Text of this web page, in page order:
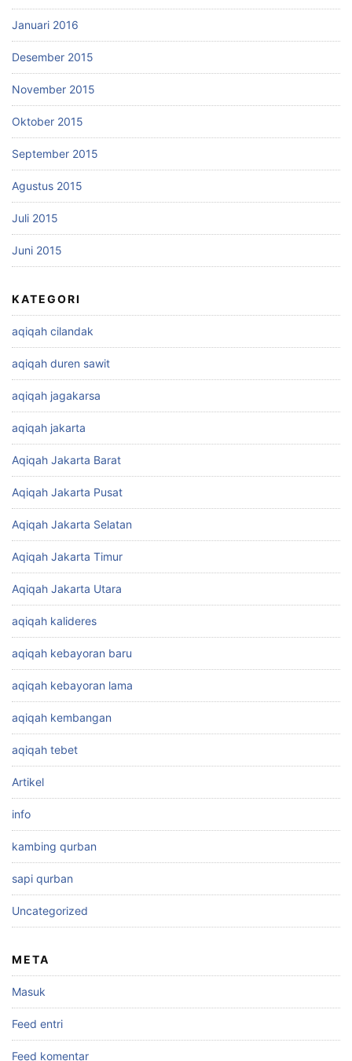
Januari 2016
Desember 2015
November 2015
Oktober 2015
September 2015
Agustus 2015
Juli 2015
Juni 2015
KATEGORI
aqiqah cilandak
aqiqah duren sawit
aqiqah jagakarsa
aqiqah jakarta
Aqiqah Jakarta Barat
Aqiqah Jakarta Pusat
Aqiqah Jakarta Selatan
Aqiqah Jakarta Timur
Aqiqah Jakarta Utara
aqiqah kalideres
aqiqah kebayoran baru
aqiqah kebayoran lama
aqiqah kembangan
aqiqah tebet
Artikel
info
kambing qurban
sapi qurban
Uncategorized
META
Masuk
Feed entri
Feed komentar